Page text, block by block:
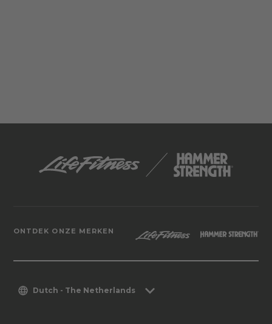
ONTDEK ONZE MERKEN
Dutch - The Netherlands